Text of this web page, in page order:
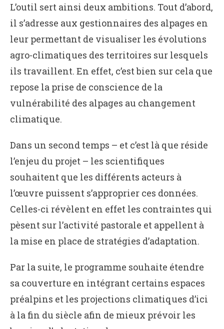
L’outil sert ainsi deux ambitions. Tout d’abord,
il s’adresse aux gestionnaires des alpages en
leur permettant de visualiser les évolutions
agro-climatiques des territoires sur lesquels
ils travaillent. En effet, c’est bien sur cela que
repose la prise de conscience de la
vulnérabilité des alpages au changement
climatique.
Dans un second temps – et c’est là que réside
l’enjeu du projet – les scientifiques
souhaitent que les différents acteurs à
l’œuvre puissent s’approprier ces données.
Celles-ci révèlent en effet les contraintes qui
pèsent sur l’activité pastorale et appellent à
la mise en place de stratégies d’adaptation.
Par la suite, le programme souhaite étendre
sa couverture en intégrant certains espaces
préalpins et les projections climatiques d’ici
à la fin du siècle afin de mieux prévoir les